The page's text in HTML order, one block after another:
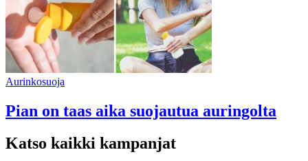
Aurinkosuoja
Pian on taas aika suojautua auringolta
Katso kaikki kampanjat